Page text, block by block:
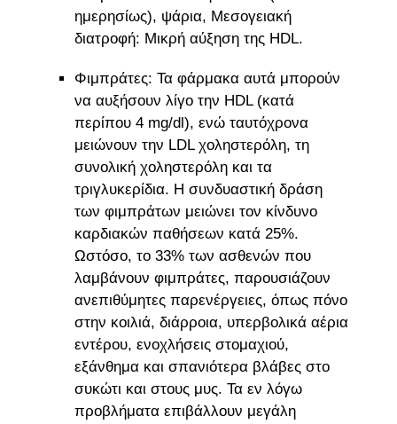
ημερησίως), ψάρια, Μεσογειακή
διατροφή: Μικρή αύξηση της HDL.
Φιμπράτες: Τα φάρμακα αυτά μπορούν
να αυξήσουν λίγο την HDL (κατά
περίπου 4 mg/dl), ενώ ταυτόχρονα
μειώνουν την LDL χοληστερόλη, τη
συνολική χοληστερόλη και τα
τριγλυκερίδια. Η συνδυαστική δράση
των φιμπράτων μειώνει τον κίνδυνο
καρδιακών παθήσεων κατά 25%.
Ωστόσο, το 33% των ασθενών που
λαμβάνουν φιμπράτες, παρουσιάζουν
ανεπιθύμητες παρενέργειες, όπως πόνο
στην κοιλιά, διάρροια, υπερβολικά αέρια
εντέρου, ενοχλήσεις στομαχιού,
εξάνθημα και σπανιότερα βλάβες στο
συκώτι και στους μυς. Τα εν λόγω
προβλήματα επιβάλλουν μεγάλη